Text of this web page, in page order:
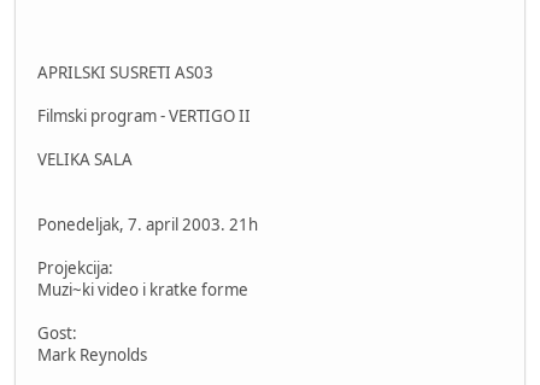
APRILSKI SUSRETI AS03
Filmski program - VERTIGO II
VELIKA SALA
Ponedeljak, 7. april 2003. 21h
Projekcija:
Muzi~ki video i kratke forme
Gost:
Mark Reynolds